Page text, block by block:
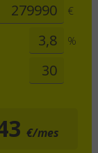
€
%
€/mes